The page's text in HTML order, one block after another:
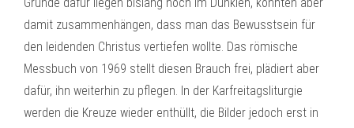
damit zusammenhängen, dass man das Bewusstsein für
den leidenden Christus vertiefen wollte. Das römische
Messbuch von 1969 stellt diesen Brauch frei, plädiert aber
dafür, ihn weiterhin zu pflegen. In der Karfreitagsliturgie
werden die Kreuze wieder enthüllt, die Bilder jedoch erst in